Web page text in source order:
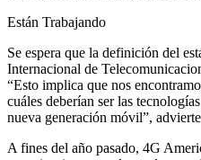
Están Trabajando
Se espera que la definición del
Internacional de
“Esto implica que nos
cuáles deberían ser las
nueva generación móvil”,
A fines del año pasado, 4G